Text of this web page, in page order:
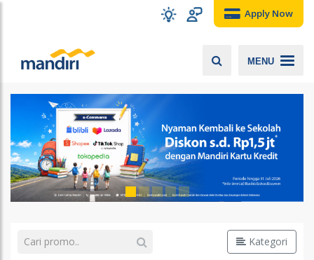
Apply Now
MENU
Kategori